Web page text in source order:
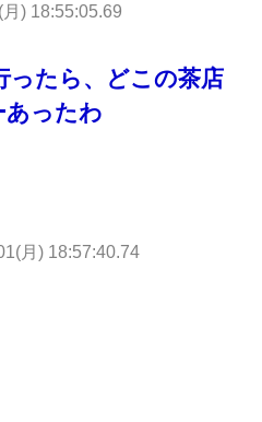
) 18:55:05.69
ったら、どこの茶店
あったわ
月) 18:57:40.74